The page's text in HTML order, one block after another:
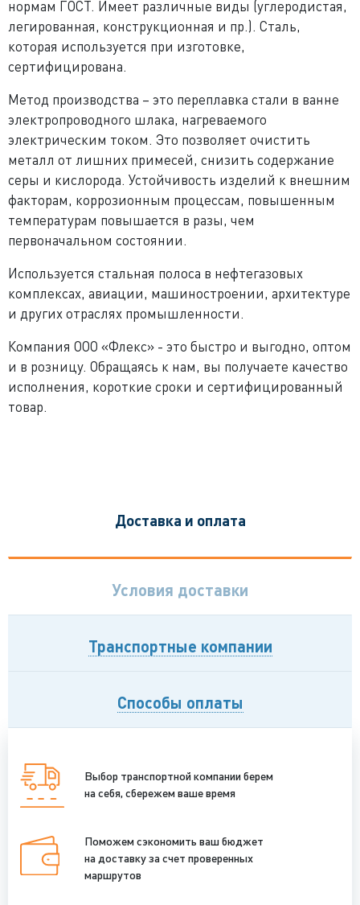
нормам ГОСТ. Имеет различные виды (углеродистая,
легированная, конструкционная и пр.). Сталь,
которая используется при изготовке,
сертифицирована.
Метод производства – это переплавка стали в ванне
электропроводного шлака, нагреваемого
электрическим током. Это позволяет очистить
металл от лишних примесей, снизить содержание
серы и кислорода. Устойчивость изделий к внешним
факторам, коррозионным процессам, повышенным
температурам повышается в разы, чем
первоначальном состоянии.
Используется стальная полоса в нефтегазовых
комплексах, авиации, машиностроении, архитектуре
и других отраслях промышленности.
Компания ООО «Флекс» - это быстро и выгодно, оптом
и в розницу. Обращаясь к нам, вы получаете качество
исполнения, короткие сроки и сертифицированный
товар.
Доставка и оплата
Условия доставки
Транспортные компании
Способы оплаты
Выбор транспортной компании берем
на себя, сбережем ваше время
Поможем сэкономить ваш бюджет
на доставку за счет проверенных
маршрутов